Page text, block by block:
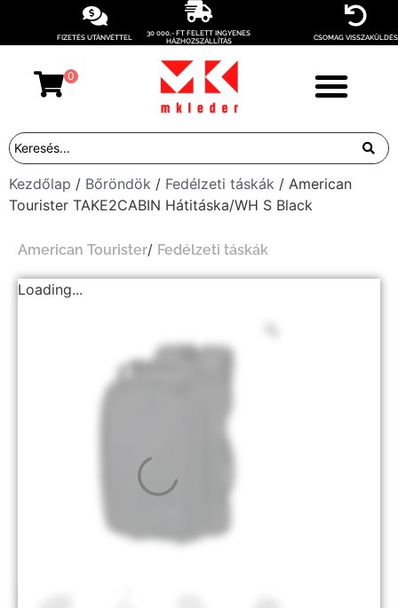
FIZETÉS UTÁNVÉTTEL
30 000,- FT FELETT INGYENES
HÁZHOZSZÁLLÍTÁS
CSOMAG VISSZAKÜLDÉS
0
Kezdőlap / Bőröndök / Fedélzeti táskák / American
Tourister TAKE2CABIN Hátitáska/WH S Black
American Tourister/ Fedélzeti táskák
Loading...